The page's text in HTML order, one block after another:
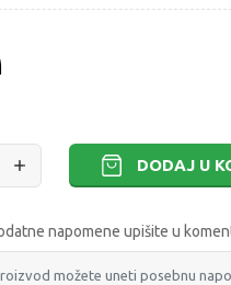
DODAJ U
napomene upišite u